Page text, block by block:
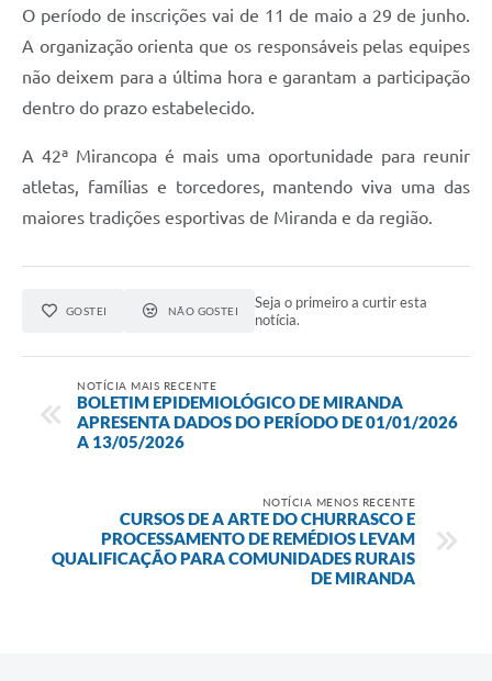
O período de inscrições vai de 11 de maio a 29 de junho.
A organização orienta que os responsáveis pelas equipes
não deixem para a última hora e garantam a participação
dentro do prazo estabelecido.
A 42ª Mirancopa é mais uma oportunidade para reunir
atletas, famílias e torcedores, mantendo viva uma das
maiores tradições esportivas de Miranda e da região.
GOSTEI NÃO GOSTEI
Seja o primeiro a curtir esta
notícia.
NOTÍCIA MAIS RECENTE
BOLETIM EPIDEMIOLÓGICO DE MIRANDA
APRESENTA DADOS DO PERÍODO DE 01/01/2026
A 13/05/2026
NOTÍCIA MENOS RECENTE
CURSOS DE A ARTE DO CHURRASCO E
PROCESSAMENTO DE REMÉDIOS LEVAM
QUALIFICAÇÃO PARA COMUNIDADES RURAIS
DE MIRANDA